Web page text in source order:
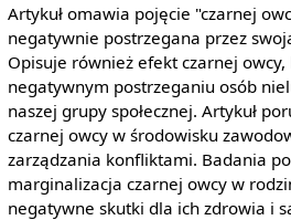
Artykuł omawia pojęcie "czarnej
negatywnie postrzegana przez
Opisuje również efekt czarnej
negatywnym postrzeganiu osób
naszej grupy społecznej. Artykuł
czarnej owcy w środowisku
zarządzania konfliktami. Badania
marginalizacja czarnej owcy w
negatywne skutki dla ich zdrowia i